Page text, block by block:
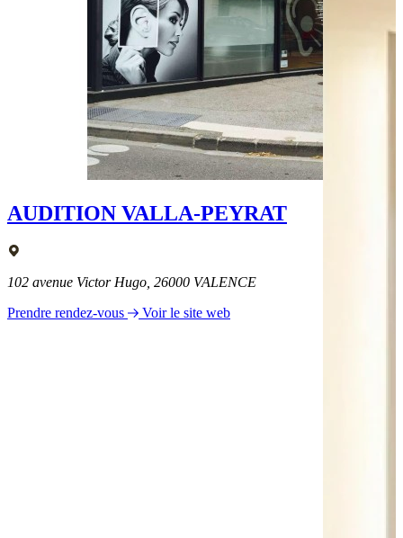
AUDITION VALLA-PEYRAT
102 avenue Victor Hugo, 26000 VALENCE
Prendre rendez-vous
Voir le site web